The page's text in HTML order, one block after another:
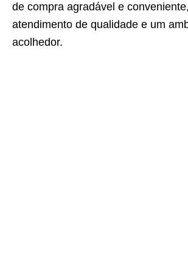
de compra agradável e
atendimento de qualidade e um
acolhedor.